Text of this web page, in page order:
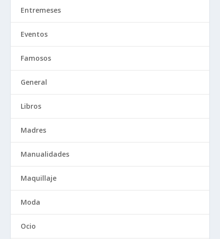
Entremeses
Eventos
Famosos
General
Libros
Madres
Manualidades
Maquillaje
Moda
Ocio